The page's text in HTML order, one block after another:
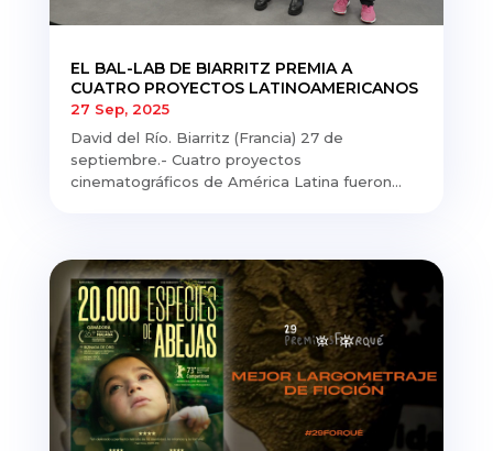
EL BAL-LAB DE BIARRITZ PREMIA A
CUATRO PROYECTOS LATINOAMERICANOS
27 Sep, 2025
David del Río. Biarritz (Francia) 27 de
septiembre.- Cuatro proyectos
cinematográficos de América Latina fueron...